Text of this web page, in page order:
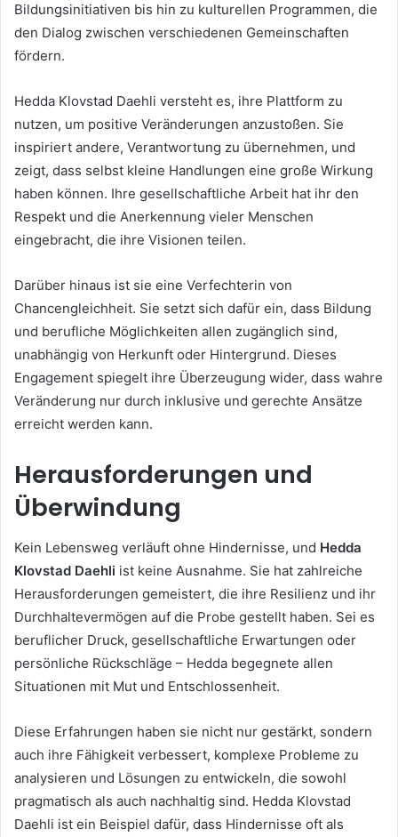
Bildungsinitiativen bis hin zu kulturellen Programmen, die
den Dialog zwischen verschiedenen Gemeinschaften
fördern.
Hedda Klovstad Daehli versteht es, ihre Plattform zu
nutzen, um positive Veränderungen anzustoßen. Sie
inspiriert andere, Verantwortung zu übernehmen, und
zeigt, dass selbst kleine Handlungen eine große Wirkung
haben können. Ihre gesellschaftliche Arbeit hat ihr den
Respekt und die Anerkennung vieler Menschen
eingebracht, die ihre Visionen teilen.
Darüber hinaus ist sie eine Verfechterin von
Chancengleichheit. Sie setzt sich dafür ein, dass Bildung
und berufliche Möglichkeiten allen zugänglich sind,
unabhängig von Herkunft oder Hintergrund. Dieses
Engagement spiegelt ihre Überzeugung wider, dass wahre
Veränderung nur durch inklusive und gerechte Ansätze
erreicht werden kann.
Herausforderungen und
Überwindung
Kein Lebensweg verläuft ohne Hindernisse, und Hedda
Klovstad Daehli ist keine Ausnahme. Sie hat zahlreiche
Herausforderungen gemeistert, die ihre Resilienz und ihr
Durchhaltevermögen auf die Probe gestellt haben. Sei es
beruflicher Druck, gesellschaftliche Erwartungen oder
persönliche Rückschläge – Hedda begegnete allen
Situationen mit Mut und Entschlossenheit.
Diese Erfahrungen haben sie nicht nur gestärkt, sondern
auch ihre Fähigkeit verbessert, komplexe Probleme zu
analysieren und Lösungen zu entwickeln, die sowohl
pragmatisch als auch nachhaltig sind. Hedda Klovstad
Daehli ist ein Beispiel dafür, dass Hindernisse oft als